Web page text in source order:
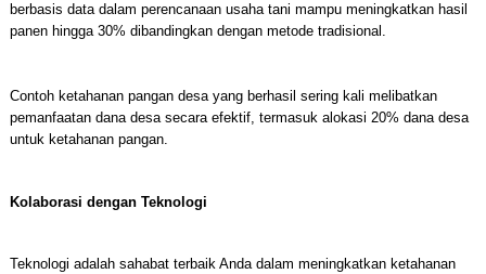
berbasis data dalam perencanaan usaha tani mampu meningkatkan hasil
panen hingga 30% dibandingkan dengan metode tradisional.
Contoh ketahanan pangan desa yang berhasil sering kali melibatkan
pemanfaatan dana desa secara efektif, termasuk alokasi 20% dana desa
untuk ketahanan pangan.
Kolaborasi dengan Teknologi
Teknologi adalah sahabat terbaik Anda dalam meningkatkan ketahanan